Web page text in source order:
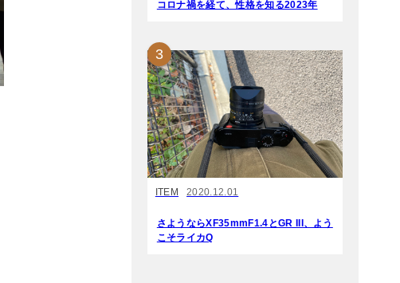
コロナ禍を経て、性格を知る2023年
ITEM 2020.12.01
さようならXF35mmF1.4とGR III、よう
こそライカQ